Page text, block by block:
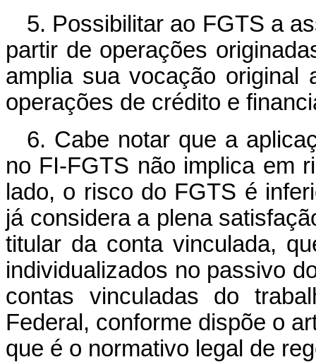
5. Possibilitar ao FGTS a
partir de operações
amplia sua vocação
operações de crédito e
6. Cabe notar que a
no FI-FGTS não implica em
lado, o risco do FGTS é
já considera a plena
titular da conta vinculada,
individualizados no passivo
contas vinculadas do
Federal, conforme dispõe o
que é o normativo legal de